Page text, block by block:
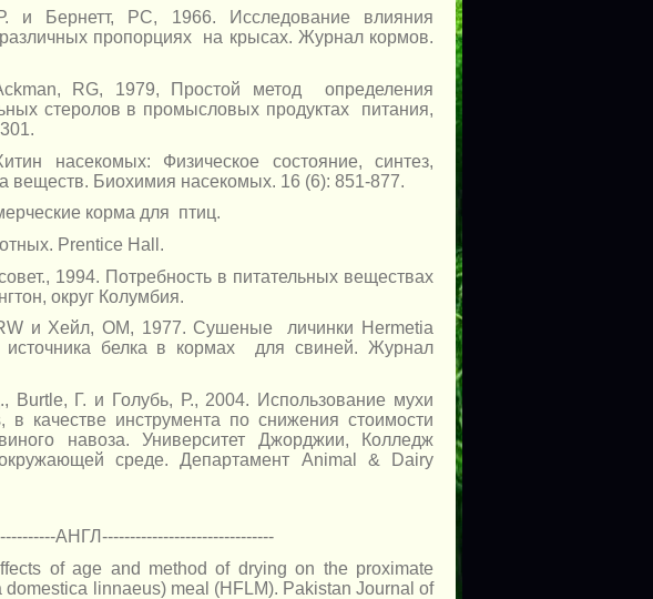
и Бернетт, PC, 1966. Исследование влияния
пропорциях на крысах. Журнал кормов.
RG, 1979, Простой метод определения
стеролов в промысловых продуктах питания,
насекомых: Физическое состояние, синтез,
веществ. Биохимия насекомых. 16 (6): 851-877.
корма для птиц.
Prentice Hall.
1994. Потребность в питательных веществах
округ Колумбия.
и Хейл, OM, 1977. Сушеные личинки Hermetia
источника белка в кормах для свиней. Журнал
Г. и Голубь, Р., 2004. Использование мухи
качестве инструмента по снижения стоимости
навоза. Университет Джорджии, Колледж
среде. Департамент Animal & Dairy
АНГЛ-------------------------------
of age and method of drying on the proximate
linnaeus) meal (HFLM). Pakistan Journal of